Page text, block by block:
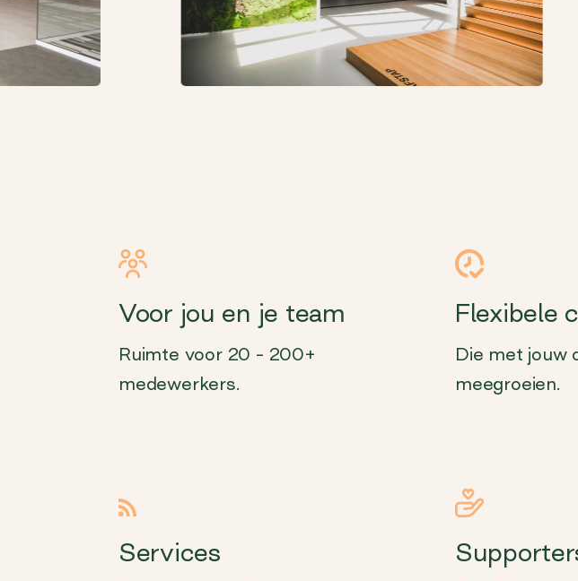
Voor jou en je team
Ruimte voor 20 – 200+
medewerkers.
Flexibele
Die met jouw
meegroeien.
Services